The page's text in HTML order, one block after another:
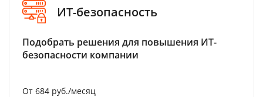
ИТ-безопасность
Подобрать решения для повышения ИТ-
безопасности компании
От 684 руб./месяц